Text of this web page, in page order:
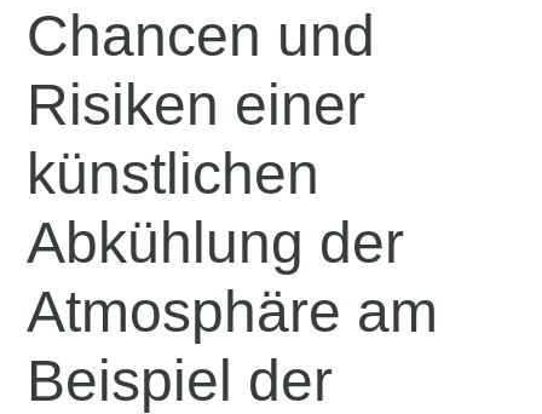
Chancen und
Risiken einer
künstlichen
Abkühlung der
Atmosphäre am
Beispiel der